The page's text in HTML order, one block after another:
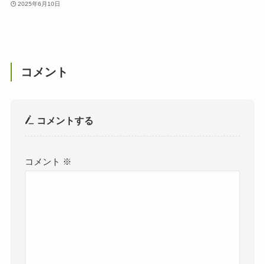
2025年6月10日
コメント
コメントする
コメント ※